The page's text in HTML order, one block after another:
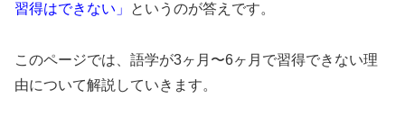
習得はできない」
というのが答えです。
このページでは、語学が3ヶ月〜6ヶ月で習得できない理
由について解説していきます。